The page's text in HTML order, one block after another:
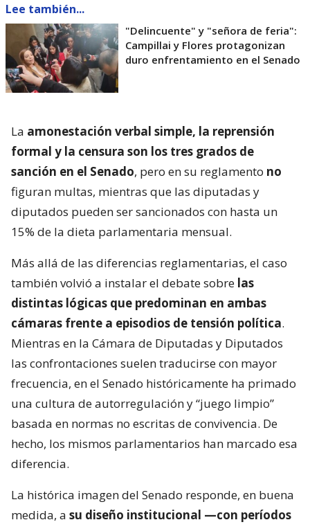
Lee también...
"Delincuente" y "señora de feria":
Campillai y Flores protagonizan
duro enfrentamiento en el Senado
La amonestación verbal simple, la reprensión
formal y la censura son los tres grados de
sanción en el Senado, pero en su reglamento no
figuran multas, mientras que las diputadas y
diputados pueden ser sancionados con hasta un
15% de la dieta parlamentaria mensual.
Más allá de las diferencias reglamentarias, el caso
también volvió a instalar el debate sobre las
distintas lógicas que predominan en ambas
cámaras frente a episodios de tensión política.
Mientras en la Cámara de Diputadas y Diputados
las confrontaciones suelen traducirse con mayor
frecuencia, en el Senado históricamente ha primado
una cultura de autorregulación y “juego limpio”
basada en normas no escritas de convivencia. De
hecho, los mismos parlamentarios han marcado esa
diferencia.
La histórica imagen del Senado responde, en buena
medida, a su diseño institucional —con períodos